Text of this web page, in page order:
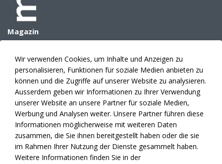
Magazin
Archiv
E-Paper
Mediadaten
Themenplanung
Anzeigen
Verlag
Abonnement
Fakten
Kontakte
News
Wir verwenden Cookies, um Inhalte und Anzeigen zu
personalisieren, Funktionen für soziale Medien anbieten zu
können und die Zugriffe auf unserer Website zu analysieren.
Ausserdem geben wir Informationen zu Ihrer Verwendung
unserer Website an unsere Partner für soziale Medien,
Werbung und Analysen weiter. Unsere Partner führen diese
Informationen möglicherweise mit weiteren Daten
zusammen, die Sie ihnen bereitgestellt haben oder die sie
im Rahmen Ihrer Nutzung der Dienste gesammelt haben.
Weitere Informationen finden Sie in der